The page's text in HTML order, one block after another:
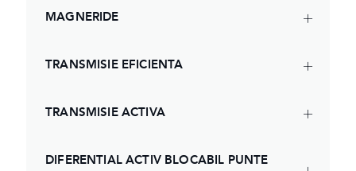
MAGNERIDE
TRANSMISIE EFICIENTA
TRANSMISIE ACTIVA
DIFERENTIAL ACTIV BLOCABIL PUNTE